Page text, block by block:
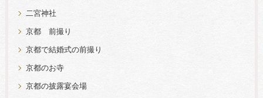
二宮神社
京都 前撮り
京都で結婚式の前撮り
京都のお寺
京都の披露宴会場